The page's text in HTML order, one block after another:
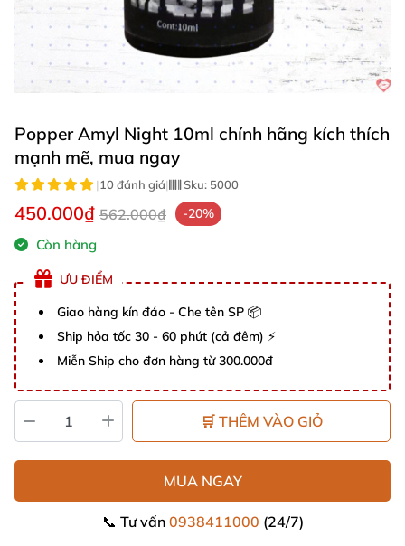
Popper Amyl Night 10ml chính hãng kích thích
mạnh mẽ, mua ngay
|10 đánh giá| Sku: 5000
450.000₫ 562.000₫ -20%
Còn hàng
ƯU ĐIỂM
Giao hàng kín đáo - Che tên SP 📦
Ship hỏa tốc 30 - 60 phút (cả đêm) ⚡
Miễn Ship cho đơn hàng từ 300.000đ
🛒 THÊM VÀO GIỎ
MUA NGAY
📞 Tư vấn 0938411000 (24/7)